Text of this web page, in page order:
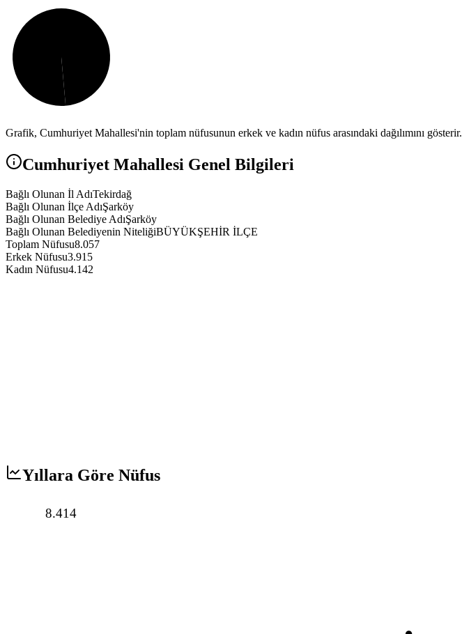
Grafik, Cumhuriyet Mahallesi'nin toplam nüfusunun erkek ve kadın nüfus arasındaki dağılımını gösterir.
Cumhuriyet Mahallesi Genel Bilgileri
Bağlı Olunan İl AdıTekirdağ
Bağlı Olunan İlçe AdıŞarköy
Bağlı Olunan Belediye AdıŞarköy
Bağlı Olunan Belediyenin NiteliğiBÜYÜKŞEHİR İLÇE
Toplam Nüfusu8.057
Erkek Nüfusu3.915
Kadın Nüfusu4.142
Yıllara Göre Nüfus
8.414